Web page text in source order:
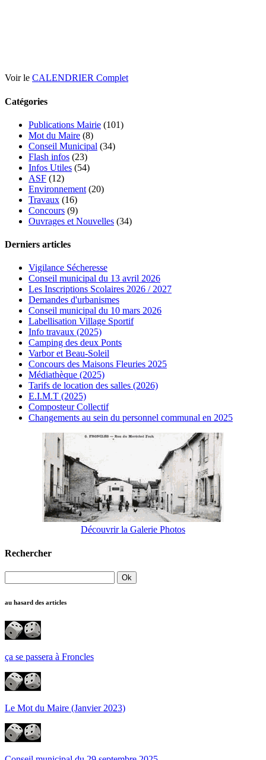
Voir le CALENDRIER Complet
Catégories
Publications Mairie (101)
Mot du Maire (8)
Conseil Municipal (34)
Flash infos (23)
Infos Utiles (54)
ASF (12)
Environnement (20)
Travaux (16)
Concours (9)
Ouvrages et Nouvelles (34)
Derniers articles
Vigilance Sécheresse
Conseil municipal du 13 avril 2026
Les Inscriptions Scolaires 2026 / 2027
Demandes d'urbanismes
Conseil municipal du 10 mars 2026
Labellisation Village Sportif
Info travaux (2025)
Camping des deux Ponts
Varbor et Beau-Soleil
Concours des Maisons Fleuries 2025
Médiathèque (2025)
Tarifs de location des salles (2026)
E.I.M.T (2025)
Composteur Collectif
Changements au sein du personnel communal en 2025
Découvrir la Galerie Photos
Rechercher
au hasard des articles
ça se passera à Froncles
Le Mot du Maire (Janvier 2023)